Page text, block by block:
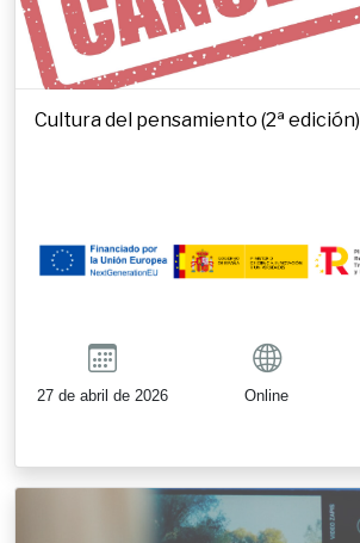
Cultura del pensamiento (2ª edición)
27 de abril de 2026 Online